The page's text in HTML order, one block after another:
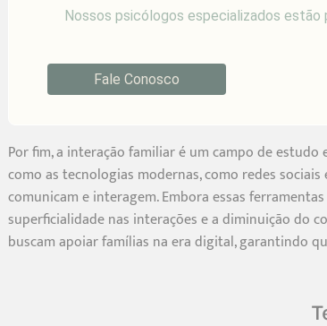
Nossos psicólogos especializados estão
Fale Conosco
Por fim, a interação familiar é um campo de
como as tecnologias modernas, como redes
comunicam e interagem. Embora essas
superficialidade nas interações e a diminuição do
buscam apoiar famílias na era digital, garantindo